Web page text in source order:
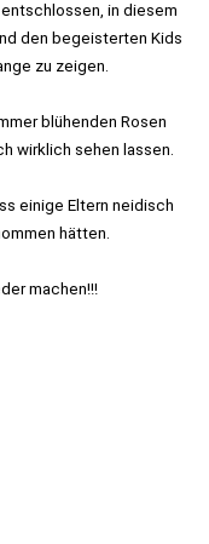
in diesem
den begeisterten Kids
zu zeigen.
blühenden Rosen
wirklich sehen lassen.
einige Eltern neidisch
hätten.
machen!!!